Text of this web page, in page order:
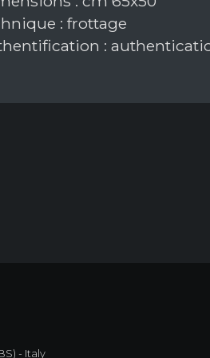
: frottage
:
- Italy